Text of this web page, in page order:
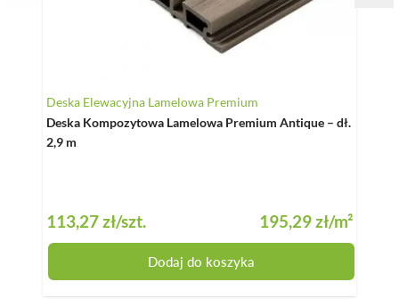
Deska Elewacyjna Lamelowa Premium
Deska Kompozytowa Lamelowa Premium Antique – dł.
2,9 m
113,27 zł/szt. 195,29 zł/m²
Dodaj do koszyka